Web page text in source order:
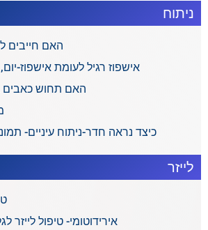
ניתוח
האם חייבים
אישפוז רגיל לעומת אישפוז-
האם תחוש כאבים
כיצד נראה חדר-ניתוח עיניים-
לייזר
אירידוטומי- טיפול לייזר